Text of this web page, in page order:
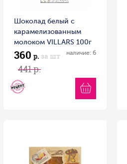
Шоколад белый с
карамелизованным
молоком VILLARS 100г
1/16 Швейцария
360 р. за шт
441 р.
наличие: 6